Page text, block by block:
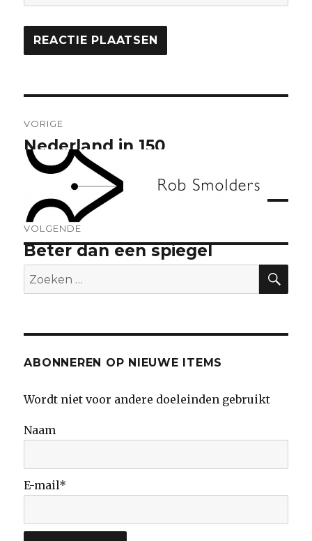
navigatie
VORIGE
Vorig
bericht:
Nederland in 150
landschappen
VOLGENDE
Volgend
bericht:
Beter dan een spiegel
Zoeken
naar:
ABONNEREN OP NIEUWE ITEMS
Wordt niet voor andere doeleinden gebruikt
Naam
E-mail*